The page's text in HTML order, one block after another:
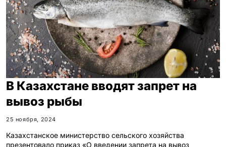
В Казахстане вводят запрет на
вывоз рыбы
25 ноября, 2024
Казахстанское министерство сельского хозяйства
презентовало приказ «О введении запрета на вывоз